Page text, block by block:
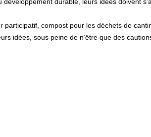
compost pour les déchets de
idées, sous peine de n’être que des